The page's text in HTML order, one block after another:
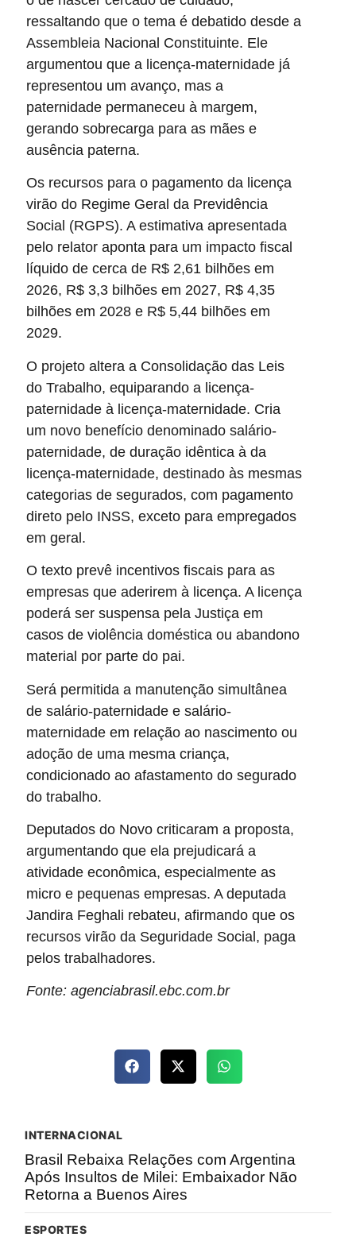
ressaltando que o tema é debatido desde a
Assembleia Nacional Constituinte. Ele
argumentou que a licença-maternidade já
representou um avanço, mas a
paternidade permaneceu à margem,
gerando sobrecarga para as mães e
ausência paterna.
Os recursos para o pagamento da licença
virão do Regime Geral da Previdência
Social (RGPS). A estimativa apresentada
pelo relator aponta para um impacto fiscal
líquido de cerca de R$ 2,61 bilhões em
2026, R$ 3,3 bilhões em 2027, R$ 4,35
bilhões em 2028 e R$ 5,44 bilhões em
2029.
O projeto altera a Consolidação das Leis
do Trabalho, equiparando a licença-
paternidade à licença-maternidade. Cria
um novo benefício denominado salário-
paternidade, de duração idêntica à da
licença-maternidade, destinado às mesmas
categorias de segurados, com pagamento
direto pelo INSS, exceto para empregados
em geral.
O texto prevê incentivos fiscais para as
empresas que aderirem à licença. A licença
poderá ser suspensa pela Justiça em
casos de violência doméstica ou abandono
material por parte do pai.
Será permitida a manutenção simultânea
de salário-paternidade e salário-
maternidade em relação ao nascimento ou
adoção de uma mesma criança,
condicionado ao afastamento do segurado
do trabalho.
Deputados do Novo criticaram a proposta,
argumentando que ela prejudicará a
atividade econômica, especialmente as
micro e pequenas empresas. A deputada
Jandira Feghali rebateu, afirmando que os
recursos virão da Seguridade Social, paga
pelos trabalhadores.
Fonte: agenciabrasil.ebc.com.br
INTERNACIONAL
Brasil Rebaixa Relações com Argentina
Após Insultos de Milei: Embaixador Não
Retorna a Buenos Aires
ESPORTES